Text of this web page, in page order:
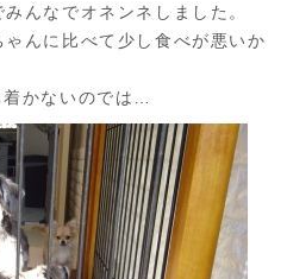
んなでオネンネしました。
んに比べて少し食べが悪いか
かないのでは…